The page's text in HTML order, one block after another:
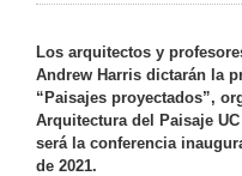
Los arquitectos y
Andrew Harris dictarán la
“Paisajes proyectados”,
Arquitectura del Paisaje
será la conferencia
de 2021.